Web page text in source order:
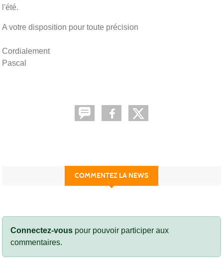
l'été.
A votre disposition pour toute précision
Cordialement
Pascal
COMMENTEZ LA NEWS
Connectez-vous pour pouvoir participer aux
commentaires.